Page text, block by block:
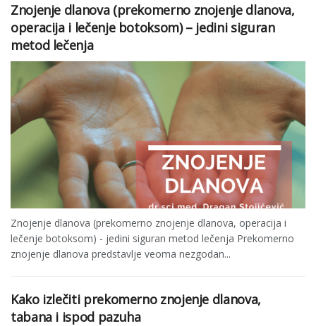
Znojenje dlanova (prekomerno znojenje dlanova,
operacija i lečenje botoksom) – jedini siguran
metod lečenja
Znojenje dlanova (prekomerno znojenje dlanova, operacija i
lečenje botoksom) - jedini siguran metod lečenja Prekomerno
znojenje dlanova predstavlje veoma nezgodan...
Kako izlečiti prekomerno znojenje dlanova,
tabana i ispod pazuha